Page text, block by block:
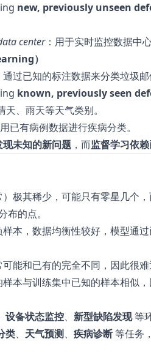
new, previously unseen
center：用于实时监控数据中
）
通过已知的标注数据来分类垃圾邮
known, previously seen
天、雨天等天气类别。
用已有病例数据进行疾病分类。
未知的新问题 ，而监督学习依
极其稀少，可能只有零星几个
的点。
本，数据均衡性较好，模型通过
能和已有的完全不同，因此很
本与训练集中已知的样本相似
设备状态监控、 新型缺陷发现等
类、 天气预测、 疾病诊断等任务